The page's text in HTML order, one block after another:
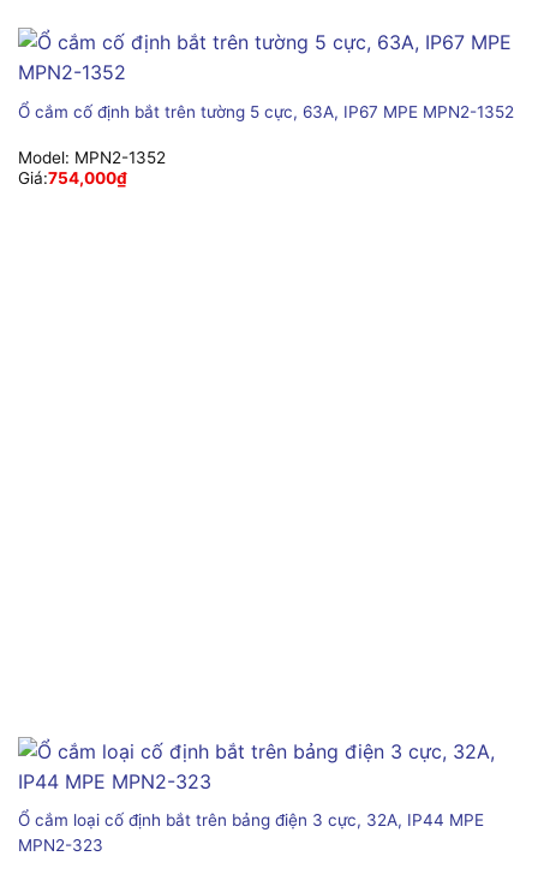
Ổ cắm cố định bắt trên tường 5 cực, 63A, IP67 MPE MPN2-1352
Model: MPN2-1352
Giá:754,000₫
Ổ cắm loại cố định bắt trên bảng điện 3 cực, 32A, IP44 MPE
MPN2-323